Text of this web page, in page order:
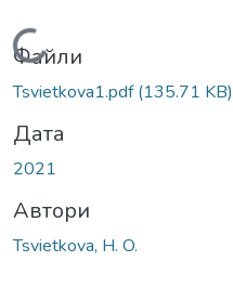
Вантажиться...
Файли
Tsvietkova1.pdf(135.71 KB)
Дата
2021
Автори
Tsvietkova, H. O.